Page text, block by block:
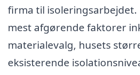
firma til isoleringsarbejdet.
mest afgørende faktorer
materialevalg, husets
eksisterende